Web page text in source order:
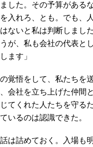
した。その予算がある
入れろ、とも。でも、
ないと私は判断しまし
が、私も会社の代表
ます」
覚悟をして、私たちを
会社を立ち上げた仲間
てくれた人たちを守る
いるのは認識できた。
は詰めておく。入場も